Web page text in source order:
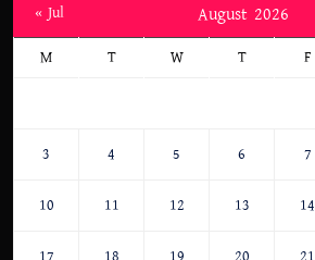
August 2026
M T W T F
3 4 5 6 7
10 11 12 13 14
« Jul